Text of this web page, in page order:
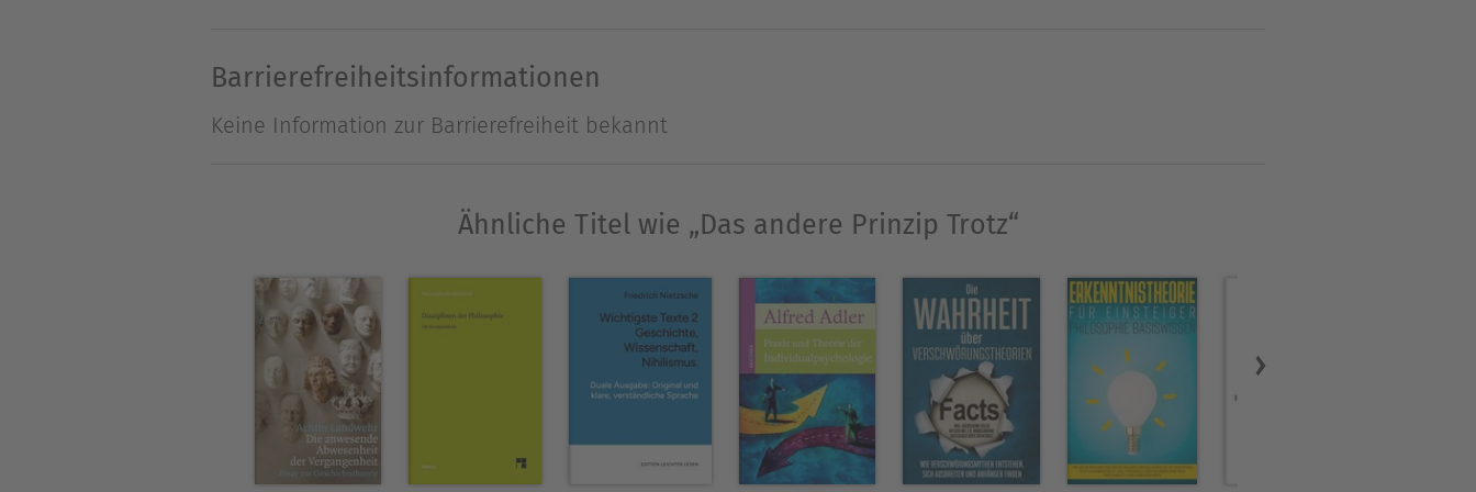
Ausstellungen, mehrfach ausgezeichneter Lyriker und Romanautor.
Barrierefreiheitsinformationen
Keine Information zur Barrierefreiheit bekannt
Ähnliche Titel wie „Das andere Prinzip Trotz“